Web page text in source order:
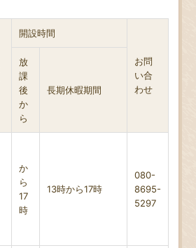
開設時間
お問
い合
わせ
放
課
後
か
ら
長期休暇期間
か
ら
17
時
13時から17時
080-
8695-
5297